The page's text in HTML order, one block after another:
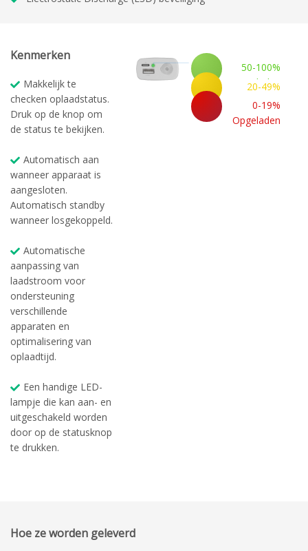
Kenmerken
Makkelijk te
checken oplaadstatus.
Druk op de knop om
de status te bekijken.
Automatisch aan
wanneer apparaat is
aangesloten.
Automatisch standby
wanneer losgekoppeld.
Automatische
aanpassing van
laadstroom voor
ondersteuning
verschillende
apparaten en
optimalisering van
oplaadtijd.
Een handige LED-
lampje die kan aan- en
uitgeschakeld worden
door op de statusknop
te drukken.
50-100%
Opgeladen
20-49%
Opgeladen
0-19%
Opgeladen
Hoe ze worden geleverd